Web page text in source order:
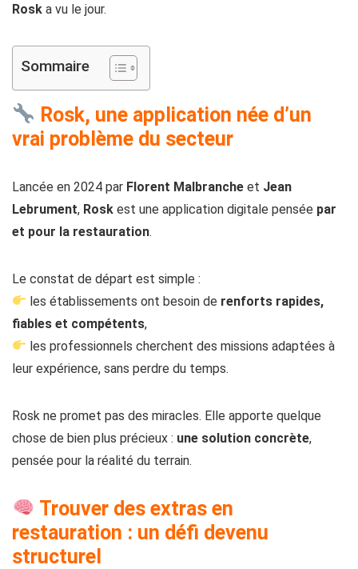
Rosk a vu le jour.
Sommaire
Rosk, une application née d’un
vrai problème du secteur
Lancée en 2024 par Florent Malbranche et Jean
Lebrument, Rosk est une application digitale pensée par
et pour la restauration.
Le constat de départ est simple :
les établissements ont besoin de renforts rapides,
fiables et compétents,
les professionnels cherchent des missions adaptées à
leur expérience, sans perdre du temps.
Rosk ne promet pas des miracles. Elle apporte quelque
chose de bien plus précieux : une solution concrète,
pensée pour la réalité du terrain.
Trouver des extras en
restauration : un défi devenu
structurel